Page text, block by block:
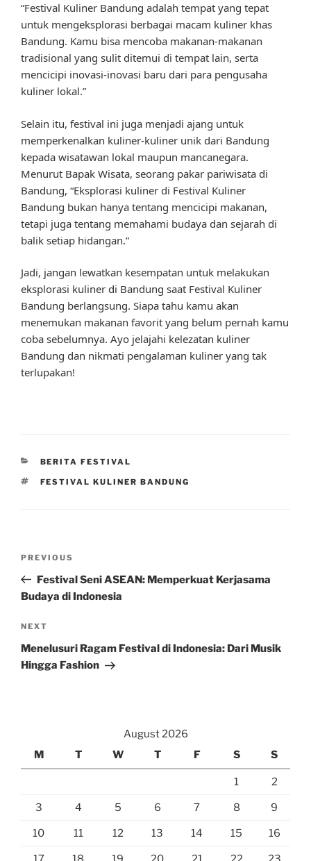
“Festival Kuliner Bandung adalah tempat yang tepat
untuk mengeksplorasi berbagai macam kuliner khas
Bandung. Kamu bisa mencoba makanan-makanan
tradisional yang sulit ditemui di tempat lain, serta
mencicipi inovasi-inovasi baru dari para pengusaha
kuliner lokal.”
Selain itu, festival ini juga menjadi ajang untuk
memperkenalkan kuliner-kuliner unik dari Bandung
kepada wisatawan lokal maupun mancanegara.
Menurut Bapak Wisata, seorang pakar pariwisata di
Bandung, “Eksplorasi kuliner di Festival Kuliner
Bandung bukan hanya tentang mencicipi makanan,
tetapi juga tentang memahami budaya dan sejarah di
balik setiap hidangan.”
Jadi, jangan lewatkan kesempatan untuk melakukan
eksplorasi kuliner di Bandung saat Festival Kuliner
Bandung berlangsung. Siapa tahu kamu akan
menemukan makanan favorit yang belum pernah kamu
coba sebelumnya. Ayo jelajahi kelezatan kuliner
Bandung dan nikmati pengalaman kuliner yang tak
terlupakan!
CATEGORIES
BERITA FESTIVAL
TAGS
FESTIVAL KULINER BANDUNG
Previous
Post
PREVIOUS
Festival Seni ASEAN: Memperkuat Kerjasama
Budaya di Indonesia
Next
Post
NEXT
Menelusuri Ragam Festival di Indonesia: Dari Musik
Hingga Fashion
August 2026
M
T W T F S S
1 2
3 4 5 6 7 8 9
10 11 12 13 14 15 16